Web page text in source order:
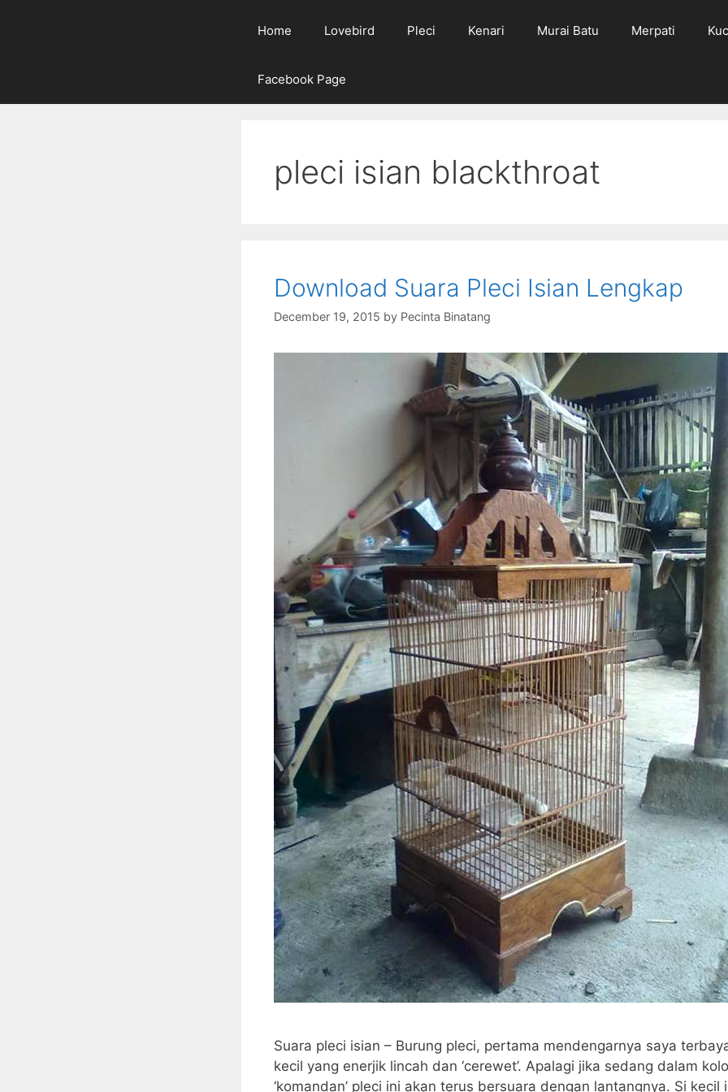
Home Lovebird Pleci Kenari Murai Batu Merpati
Facebook Page
pleci isian blackthroat
Download Suara Pleci Isian Lengkap
December 19, 2015 by Pecinta Binatang
Suara pleci isian – Burung pleci, pertama mendengarnya saya
kecil yang enerjik lincah dan ‘cerewet’. Apalagi jika sedang dalam
‘komandan’ pleci ini akan terus bersuara dengan lantangnya. Si kecil